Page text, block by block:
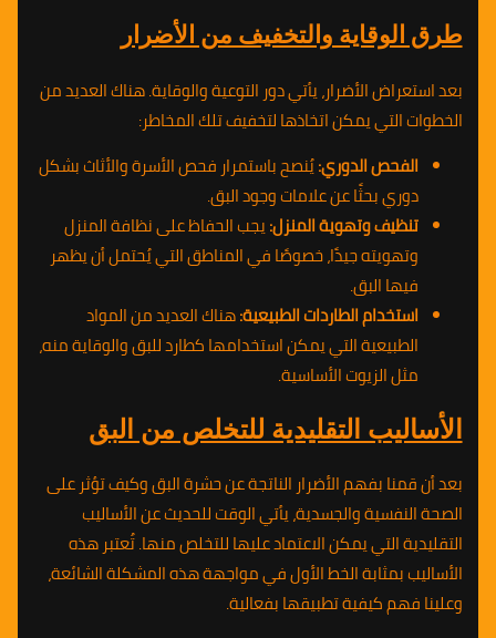
طرق الوقاية والتخفيف من الأضرار
بعد استعراض الأضرار، يأتي دور التوعية والوقاية. هناك العديد من
الخطوات التي يمكن اتخاذها لتخفيف تلك المخاطر:
الفحص الدوري:يُنصح باستمرار فحص الأسرة والأثاث بشكل
دوري بحثًا عن علامات وجود البق.
تنظيف وتهوية المنزل:يجب الحفاظ على نظافة المنزل
وتهويته جيدًا، خصوصًا في المناطق التي يُحتمل أن يظهر
فيها البق.
استخدام الطاردات الطبيعية:هناك العديد من المواد
الطبيعية التي يمكن استخدامها كطارد للبق والوقاية منه،
مثل الزيوت الأساسية.
الأساليب التقليدية للتخلص من البق
بعد أن قمنا بفهم الأضرار الناتجة عن حشرة البق وكيف تؤثر على
الصحة النفسية والجسدية، يأتي الوقت للحديث عن الأساليب
التقليدية التي يمكن الاعتماد عليها للتخلص منها. تُعتبر هذه
الأساليب بمثابة الخط الأول في مواجهة هذه المشكلة الشائعة،
وعلينا فهم كيفية تطبيقها بفعالية.